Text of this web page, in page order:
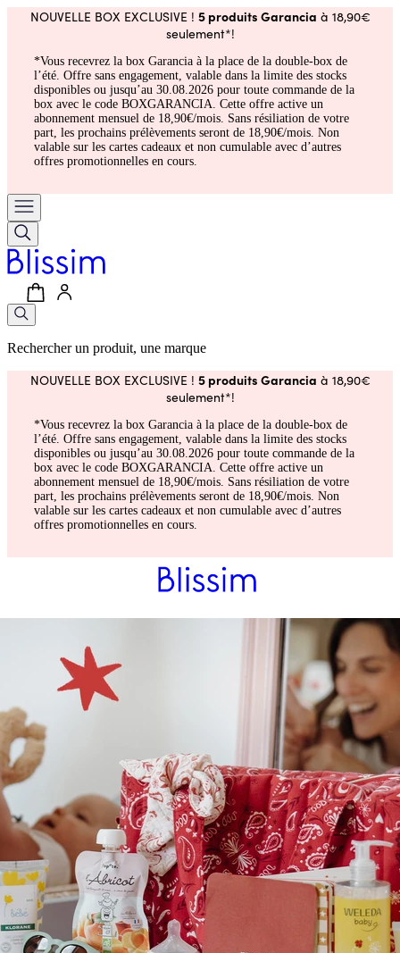
NOUVELLE BOX EXCLUSIVE ! 5 produits Garancia à 18,90€
seulement*!
*Vous recevrez la box Garancia à la place de la double-box de
l’été. Offre sans engagement, valable dans la limite des stocks
disponibles ou jusqu’au 30.08.2026 pour toute commande de la
box avec le code BOXGARANCIA. Cette offre active un
abonnement mensuel de 18,90€/mois. Sans résiliation de votre
part, les prochains prélèvements seront de 18,90€/mois. Non
valable sur les cartes cadeaux et non cumulable avec d’autres
offres promotionnelles en cours.
Rechercher un produit, une marque
NOUVELLE BOX EXCLUSIVE ! 5 produits Garancia à 18,90€
seulement*!
*Vous recevrez la box Garancia à la place de la double-box de
l’été. Offre sans engagement, valable dans la limite des stocks
disponibles ou jusqu’au 30.08.2026 pour toute commande de la
box avec le code BOXGARANCIA. Cette offre active un
abonnement mensuel de 18,90€/mois. Sans résiliation de votre
part, les prochains prélèvements seront de 18,90€/mois. Non
valable sur les cartes cadeaux et non cumulable avec d’autres
offres promotionnelles en cours.